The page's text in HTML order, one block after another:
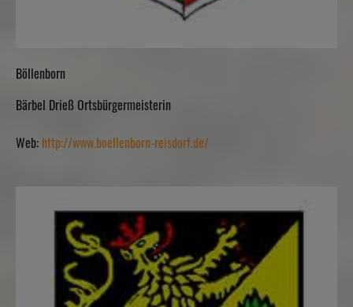
Böllenborn
Bärbel Drieß Ortsbürgermeisterin
Web: http://www.boellenborn-reisdorf.de/